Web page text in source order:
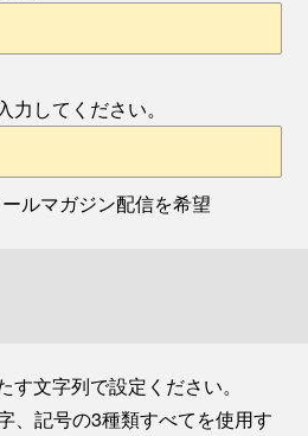
してください。
ルマガジン配信を希望
文字列で設定ください。
、記号の3種類すべてを使用す